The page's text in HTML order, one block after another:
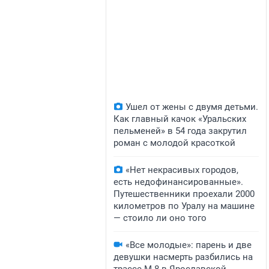
Ушел от жены с двумя детьми.
Как главный качок «Уральских
пельменей» в 54 года закрутил
роман с молодой красоткой
«Нет некрасивых городов,
есть недофинансированные».
Путешественники проехали 2000
километров по Уралу на машине
— стоило ли оно того
«Все молодые»: парень и две
девушки насмерть разбились на